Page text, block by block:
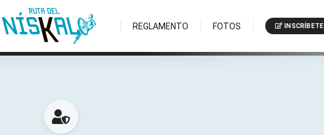
REGLAMENTO FOTOS INSCRÍBETE